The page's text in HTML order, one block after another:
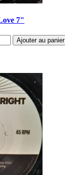
7"
Ajouter au panier